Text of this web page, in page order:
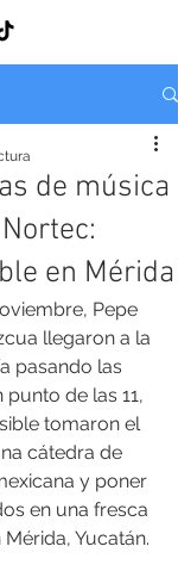
de música
en Mérida
Pepe
llegaron a la
pasando las
punto de las 11,
tomaron el
cátedra de
y poner
en una fresca
Yucatán.